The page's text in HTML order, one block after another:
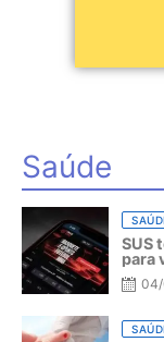
Saúde
SUS
para